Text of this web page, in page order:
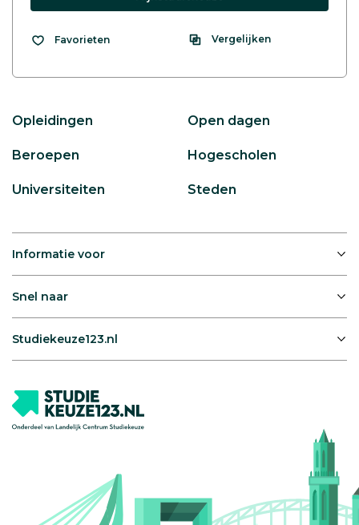
Favorieten Vergelijken
Opleidingen Open dagen
Beroepen Hogescholen
Universiteiten Steden
Informatie voor
Snel naar
Studiekeuze123.nl